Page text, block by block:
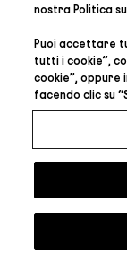
nostraPolitica
Puoi accettare
tutti i cookie”,
cookie”, oppure
facendo clic su “